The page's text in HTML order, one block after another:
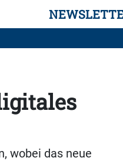
wobei das neue